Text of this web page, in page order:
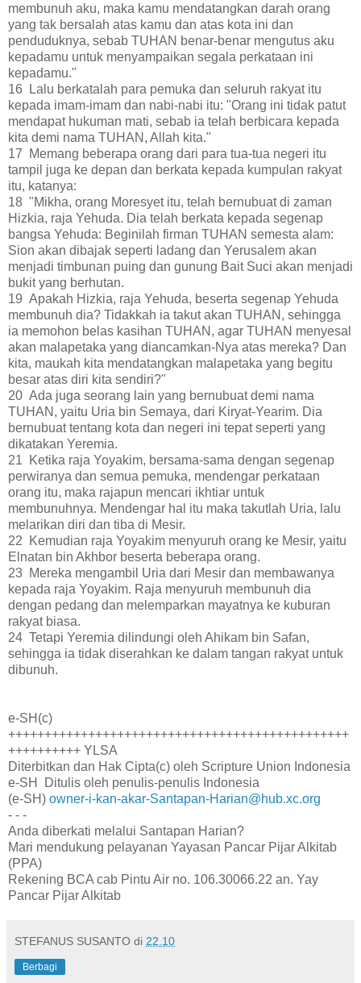
membunuh aku, maka kamu mendatangkan darah orang
yang tak bersalah atas kamu dan atas kota ini dan
penduduknya, sebab TUHAN benar-benar mengutus aku
kepadamu untuk menyampaikan segala perkataan ini
kepadamu."
16 Lalu berkatalah para pemuka dan seluruh rakyat itu
kepada imam-imam dan nabi-nabi itu: "Orang ini tidak patut
mendapat hukuman mati, sebab ia telah berbicara kepada
kita demi nama TUHAN, Allah kita."
17 Memang beberapa orang dari para tua-tua negeri itu
tampil juga ke depan dan berkata kepada kumpulan rakyat
itu, katanya:
18 "Mikha, orang Moresyet itu, telah bernubuat di zaman
Hizkia, raja Yehuda. Dia telah berkata kepada segenap
bangsa Yehuda: Beginilah firman TUHAN semesta alam:
Sion akan dibajak seperti ladang dan Yerusalem akan
menjadi timbunan puing dan gunung Bait Suci akan menjadi
bukit yang berhutan.
19 Apakah Hizkia, raja Yehuda, beserta segenap Yehuda
membunuh dia? Tidakkah ia takut akan TUHAN, sehingga
ia memohon belas kasihan TUHAN, agar TUHAN menyesal
akan malapetaka yang diancamkan-Nya atas mereka? Dan
kita, maukah kita mendatangkan malapetaka yang begitu
besar atas diri kita sendiri?"
20 Ada juga seorang lain yang bernubuat demi nama
TUHAN, yaitu Uria bin Semaya, dari Kiryat-Yearim. Dia
bernubuat tentang kota dan negeri ini tepat seperti yang
dikatakan Yeremia.
21 Ketika raja Yoyakim, bersama-sama dengan segenap
perwiranya dan semua pemuka, mendengar perkataan
orang itu, maka rajapun mencari ikhtiar untuk
membunuhnya. Mendengar hal itu maka takutlah Uria, lalu
melarikan diri dan tiba di Mesir.
22 Kemudian raja Yoyakim menyuruh orang ke Mesir, yaitu
Elnatan bin Akhbor beserta beberapa orang.
23 Mereka mengambil Uria dari Mesir dan membawanya
kepada raja Yoyakim. Raja menyuruh membunuh dia
dengan pedang dan melemparkan mayatnya ke kuburan
rakyat biasa.
24 Tetapi Yeremia dilindungi oleh Ahikam bin Safan,
sehingga ia tidak diserahkan ke dalam tangan rakyat untuk
dibunuh.
e-SH(c)
+++++++++++++++++++++++++++++++++++++++++++++++
++++++++++ YLSA
Diterbitkan dan Hak Cipta(c) oleh Scripture Union Indonesia
e-SH Ditulis oleh penulis-penulis Indonesia
(e-SH) owner-i-kan-akar-Santapan-Harian@hub.xc.org
- - -
Anda diberkati melalui Santapan Harian?
Mari mendukung pelayanan Yayasan Pancar Pijar Alkitab
(PPA)
Rekening BCA cab Pintu Air no. 106.30066.22 an. Yay
Pancar Pijar Alkitab
STEFANUS SUSANTO di 22.10
Berbagi